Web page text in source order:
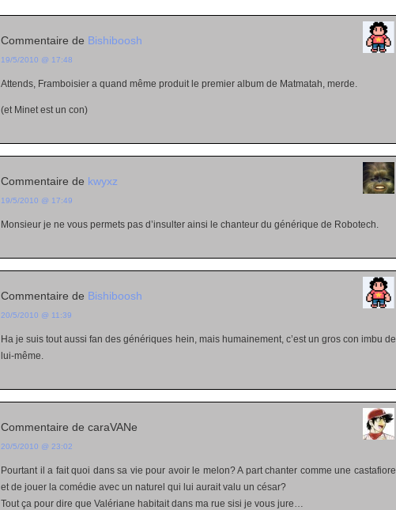
Commentaire de Bishiboosh
19/5/2010 @ 17:48
Attends, Framboisier a quand même produit le premier album de Matmatah, merde.
(et Minet est un con)
Commentaire de kwyxz
19/5/2010 @ 17:49
Monsieur je ne vous permets pas d’insulter ainsi le chanteur du générique de Robotech.
Commentaire de Bishiboosh
20/5/2010 @ 11:39
Ha je suis tout aussi fan des génériques hein, mais humainement, c’est un gros con imbu de
lui-même.
Commentaire de caraVANe
20/5/2010 @ 23:02
Pourtant il a fait quoi dans sa vie pour avoir le melon? A part chanter comme une castafiore
et de jouer la comédie avec un naturel qui lui aurait valu un césar?
Tout ça pour dire que Valériane habitait dans ma rue sisi je vous jure…